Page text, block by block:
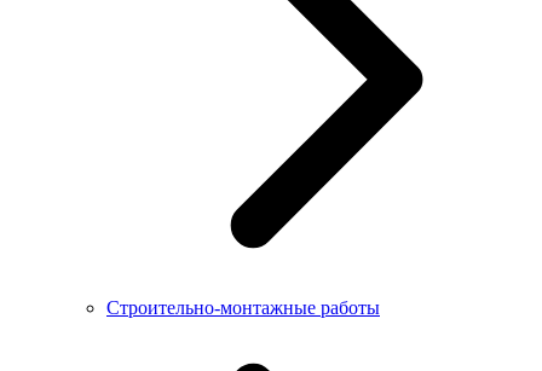
Строительно-монтажные работы